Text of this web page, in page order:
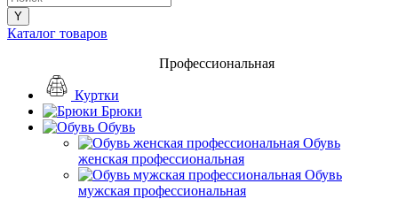
Каталог товаров
Профессиональная
Куртки
Брюки
Обувь
Обувь
женская профессиональная
Обувь
мужская профессиональная